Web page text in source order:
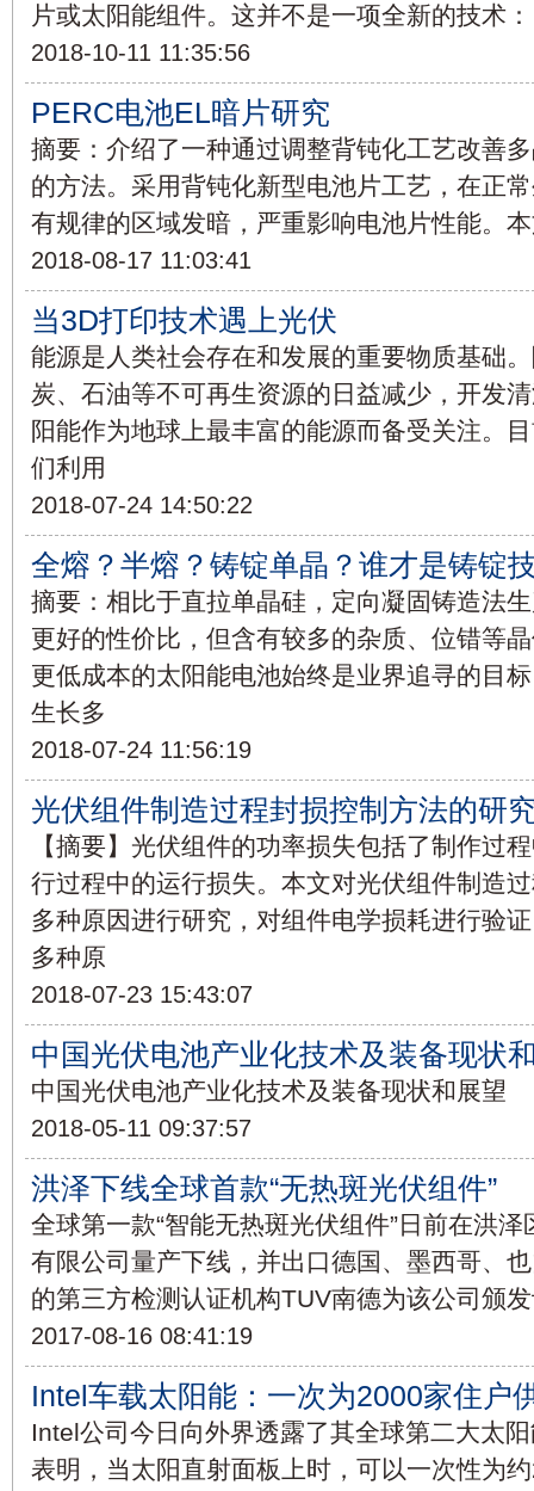
片或太阳能组件。这并不是一项全新的技术
2018-10-11 11:35:56
PERC电池EL暗片研究
摘要：介绍了一种通过调整背钝化工艺改善
的方法。采用背钝化新型电池片工艺，在正
有规律的区域发暗，严重影响电池片性能。
2018-08-17 11:03:41
当3D打印技术遇上光伏
能源是人类社会存在和发展的重要物质基础
炭、石油等不可再生资源的日益减少，开发
阳能作为地球上最丰富的能源而备受关注。
们利用
2018-07-24 14:50:22
全熔？半熔？铸锭单晶？谁才是铸锭
摘要：相比于直拉单晶硅，定向凝固铸造法
更好的性价比，但含有较多的杂质、位错等
更低成本的太阳能电池始终是业界追寻的目
生长多
2018-07-24 11:56:19
光伏组件制造过程封损控制方法的研
【摘要】光伏组件的功率损失包括了制作过
行过程中的运行损失。本文对光伏组件制造
多种原因进行研究，对组件电学损耗进行验
多种原
2018-07-23 15:43:07
中国光伏电池产业化技术及装备现状
中国光伏电池产业化技术及装备现状和展望
2018-05-11 09:37:57
洪泽下线全球首款“无热斑光伏组件”
全球第一款“智能无热斑光伏组件”日前在洪
有限公司量产下线，并出口德国、墨西哥、
的第三方检测认证机构TUV南德为该公司颁
2017-08-16 08:41:19
Intel车载太阳能：一次为2000家住户
Intel公司今日向外界透露了其全球第二大太
表明，当太阳直射面板上时，可以一次性为